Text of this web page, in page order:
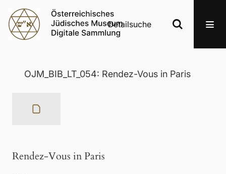
Detailsuche
OJM_BIB_LT_054: Rendez-Vous in Paris
Rendez-Vous in Paris